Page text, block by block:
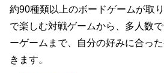
約90種類以上のボードゲームが取
で楽しむ対戦ゲームから、多人数
ーゲームまで、自分の好みに合っ
きます。